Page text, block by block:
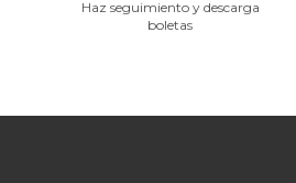
Haz seguimiento y descarga
boletas